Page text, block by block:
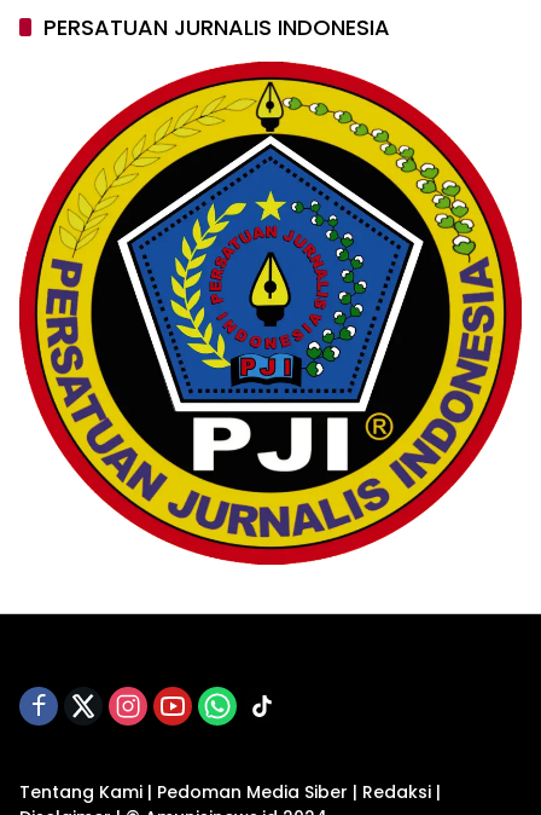
PERSATUAN JURNALIS INDONESIA
Tentang Kami | Pedoman Media Siber | Redaksi |